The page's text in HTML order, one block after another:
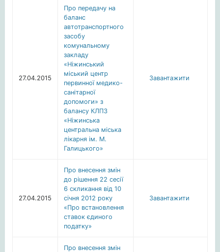
27.04.2015
Про передачу на
баланс
автотранспортного
засобу
комунальному
закладу
«Ніжинський
міський центр
первинної медико-
санітарної
допомоги» з
балансу КЛПЗ
«Ніжинська
центральна міська
лікарня ім. М.
Галицького»
Завантажити
27.04.2015
Про внесення змін
до рішення 22 сесії
6 скликання від 10
січня 2012 року
«Про встановлення
ставок єдиного
податку»
Завантажити
Про внесення змін